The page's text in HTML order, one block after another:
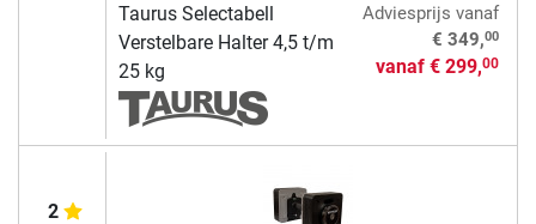
Taurus Selectabell
Verstelbare Halter 4,5 t/m
25 kg
Adviesprijs vanaf
€ 349,00
vanaf € 299,00
2